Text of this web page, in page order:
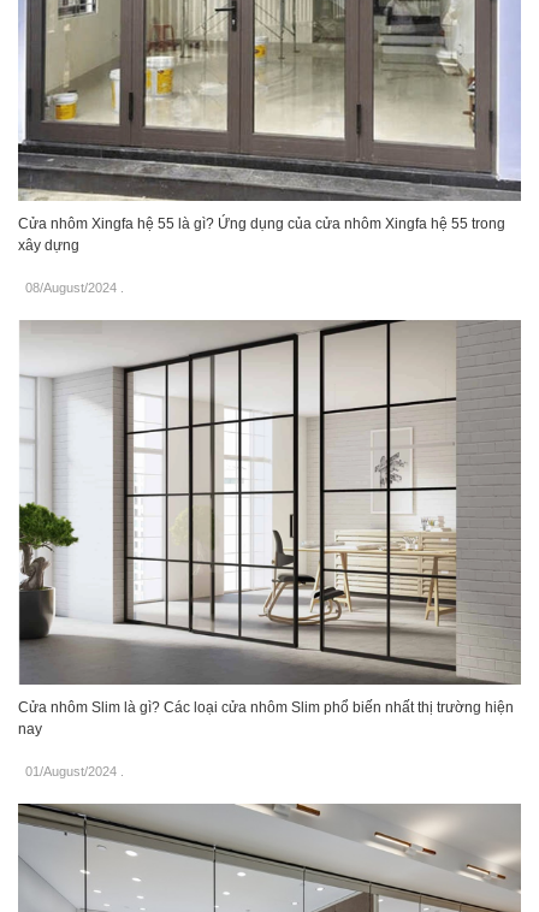
Cửa nhôm Xingfa hệ 55 là gì? Ứng dụng của cửa nhôm Xingfa hệ 55 trong
xây dựng
08/August/2024
Cửa nhôm Slim là gì? Các loại cửa nhôm Slim phổ biến nhất thị trường hiện
nay
01/August/2024 .